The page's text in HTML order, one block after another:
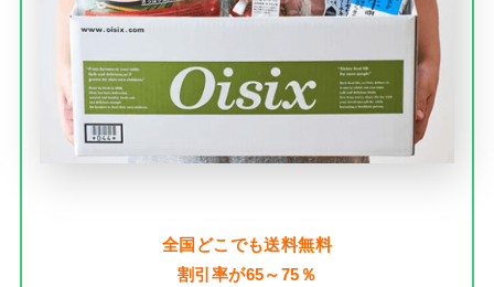
全国どこでも送料無料
割引率が65～75％